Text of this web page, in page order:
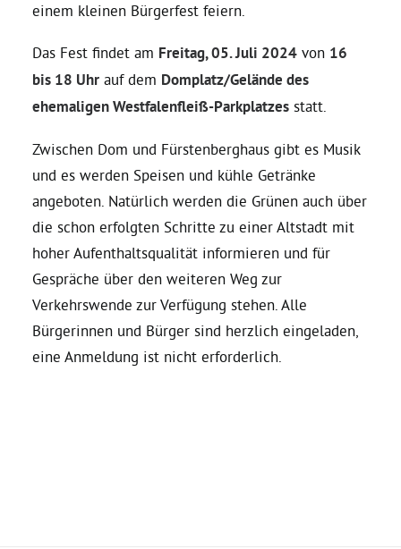
Grüne im Rathaus
Ratsfraktion
Ratsmitglieder 2025 – 2030
Ratsanträge
Fraktionsgeschäftsstelle
einem kleinen Bürgerfest feiern.
Das Fest findet am Freitag, 05. Juli 2024 von 16
bis 18 Uhr auf dem Domplatz/Gelände des
ehemaligen Westfalenfleiß-Parkplatzes statt.
Zwischen Dom und Fürstenberghaus gibt es Musik
und es werden Speisen und kühle Getränke
angeboten. Natürlich werden die Grünen auch über
die schon erfolgten Schritte zu einer Altstadt mit
hoher Aufenthaltsqualität informieren und für
Gespräche über den weiteren Weg zur
Verkehrswende zur Verfügung stehen. Alle
Bürgerinnen und Bürger sind herzlich eingeladen,
eine Anmeldung ist nicht erforderlich.